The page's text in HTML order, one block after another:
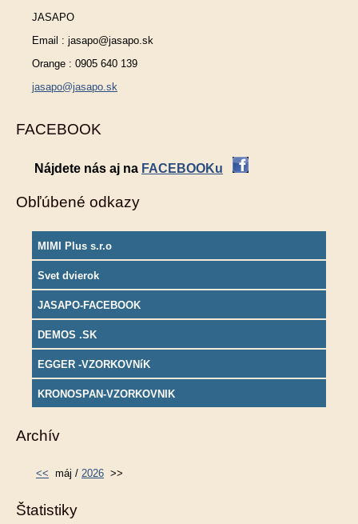
JASAPO
Email : jasapo@jasapo.sk
Orange : 0905 640 139
jasapo@jasapo.sk
FACEBOOK
Nájdete nás aj na FACEBOOKu
Obľúbené odkazy
MIMI Plus s.r.o
Svet dvierok
JASAPO-FACEBOOK
DEMOS .SK
EGGER -VZORKOVNíK
KRONOSPAN-VZORKOVNIK
Archív
<< máj / 2026 >>
Štatistiky